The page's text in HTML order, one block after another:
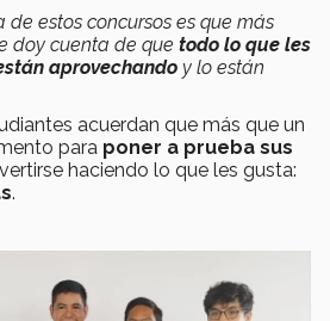
de estos concursos es que más
doy cuenta de que todo lo que les
aprovechando y lo están
acuerdan que más que un
para poner a prueba sus
haciendo lo que les gusta:
.